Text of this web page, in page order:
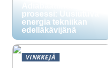
prosessi: Uusiutuva
energia tekniikan
edelläkävijänä
VINKKEJÄ